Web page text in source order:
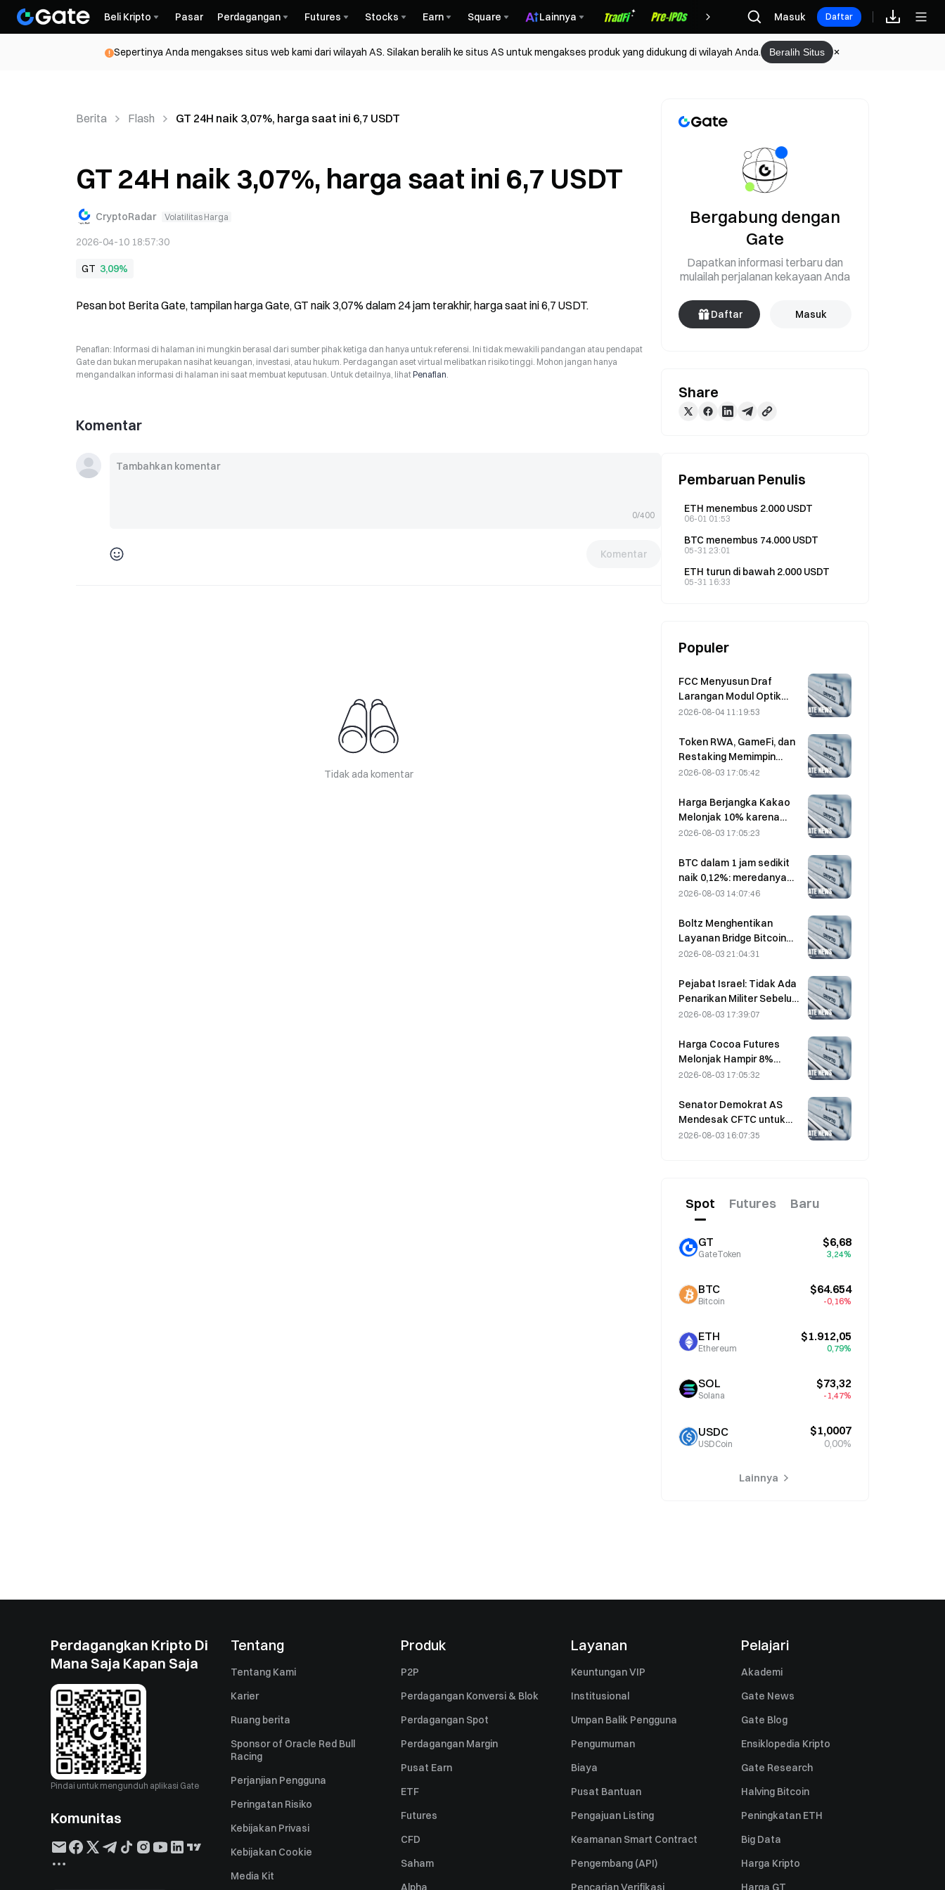
Beli Kripto Pasar Perdagangan Futures Stocks Earn Square Lainnya HadiahMasuk Daftar
Sepertinya Anda mengakses situs web kami dari wilayah AS. Silakan beralih ke situs AS untuk mengakses produk yang didukung di wilayah Anda. Beralih Situs
Berita Flash GT 24H naik 3,07%, harga saat ini 6,7 USDT
GT 24H naik 3,07%, harga saat ini 6,7 USDT
CryptoRadar Volatilitas Harga
2026-04-10 18:57:30
GT 3,09%
Pesan bot Berita Gate, tampilan harga Gate, GT naik 3,07% dalam 24 jam terakhir, harga saat ini 6,7 USDT.
Penafian: Informasi di halaman ini mungkin berasal dari sumber pihak ketiga dan hanya untuk referensi. Ini tidak mewakili pandangan atau pendapat
Gate dan bukan merupakan nasihat keuangan, investasi, atau hukum. Perdagangan aset virtual melibatkan risiko tinggi. Mohon jangan hanya
mengandalkan informasi di halaman ini saat membuat keputusan. Untuk detailnya, lihatPenafian.
Komentar
0/400
Komentar
Tidak ada komentar
Bergabung dengan
Gate
Dapatkan informasi terbaru dan
mulailah perjalanan kekayaan Anda
Daftar Masuk
Share
Pembaruan Penulis
ETH menembus 2.000 USDT
06-01 01:53
BTC menembus 74.000 USDT
05-31 23:01
ETH turun di bawah 2.000 USDT
05-31 16:33
Populer
FCC Menyusun Draf
Larangan Modul Optik
Pusat Data dari Tiongkok;
Terdampak pada 27%
Pangsa Pasarnya
2026-08-04 11:19:53
Token RWA, GameFi, dan
Restaking Memimpin
Kinerja Pasar pada Juli
2026-08-03 17:05:42
Harga Berjangka Kakao
Melonjak 10% karena
Kekhawatiran Pasokan,
2026-08-03 17:05:23
BTC dalam 1 jam sedikit
naik 0,12%: meredanya
ketegangan geopolitik
sejalan mendorong
rebound jangka pendek
2026-08-03 14:07:46
Boltz Menghentikan
Layanan Bridge Bitcoin
Tanpa Batas Setelah
2026-08-03 21:04:31
Pejabat Israel: Tidak Ada
Penarikan Militer Sebelum
Hamas Melucuti Senjata
2026-08-03 17:39:07
Harga Cocoa Futures
Melonjak Hampir 8%
Dalam Sehari Pada Jumat
Pelaku Pasar
2026-08-03 17:05:32
Senator Demokrat AS
Mendesak CFTC untuk
Membatasi Produk
2026-08-03 16:07:35
Spot Futures Baru
GT
GateToken
$6,68
3,24%
BTC
Bitcoin
$64.654
-0,16%
ETH
Ethereum
$1.912,05
0,79%
SOL
Solana
$73,32
-1,47%
USDC
USDCoin
$1,0007
0,00%
Lainnya
Perdagangkan Kripto Di
Mana Saja Kapan Saja
Pindai untuk mengunduh aplikasi Gate
Komunitas
Tentang
Tentang Kami
Karier
Ruang berita
Sponsor of Oracle Red Bull
Racing
Perjanjian Pengguna
Peringatan Risiko
Kebijakan Privasi
Kebijakan Cookie
Media Kit
Produk
P2P
Perdagangan Konversi & Blok
Perdagangan Spot
Perdagangan Margin
Pusat Earn
ETF
Futures
CFD
Saham
Alpha
Layanan
Keuntungan VIP
Institusional
Umpan Balik Pengguna
Pengumuman
Biaya
Pusat Bantuan
Pengajuan Listing
Keamanan Smart Contract
Pengembang (API)
Pencarian Verifikasi
Pelajari
Akademi
Gate News
Gate Blog
Ensiklopedia Kripto
Gate Research
Halving Bitcoin
Peningkatan ETH
Big Data
Harga Kripto
Harga GT